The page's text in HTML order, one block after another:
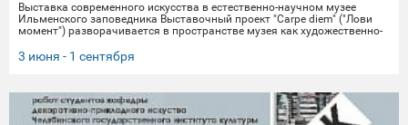
Выставка современного искусства в естественно-научном музее
Ильменского заповедника Выставочный проект "Carpe diem" ("Лови
момент") разворачивается в пространстве музея как художественно-
Включая в себя элементы био-арта, академической точности и
концептуального искусства, экспозиция предлагает зрителю
одновременно в далекое прошлое Земли и в её цифровое будущее.
Белое, изо
3 июня - 1 сентября